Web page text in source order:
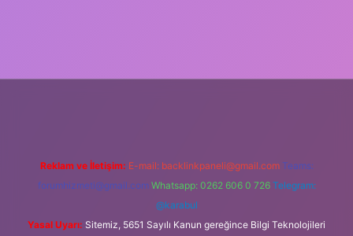
Reklam ve İletişim: E-mail: backlinkpaneli@gmail.com Teams:
forumhizmeti@gmail.com Whatsapp: 0262 606 0 726 Telegram:
@karabul
Yasal Uyarı: Sitemiz, 5651 Sayılı Kanun gereğince Bilgi Teknolojileri